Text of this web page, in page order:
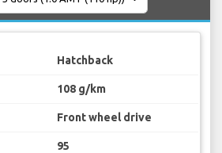
Hatchback
108 g/km
Front wheel drive
95